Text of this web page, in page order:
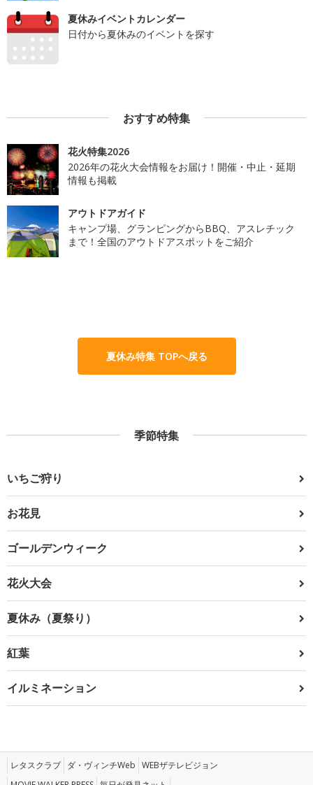
夏休みイベントカレンダー
日付から夏休みのイベントを探す
おすすめ特集
花火特集2026
2026年の花火大会情報をお届け！開催・中止・延期
情報も掲載
アウトドアガイド
キャンプ場、グランピングからBBQ、アスレチック
まで！全国のアウトドアスポットをご紹介
夏休み特集 TOPへ戻る
季節特集
いちご狩り
お花見
ゴールデンウィーク
花火大会
夏休み（夏祭り）
紅葉
イルミネーション
レタスクラブ ダ・ヴィンチWeb WEBザテレビジョン